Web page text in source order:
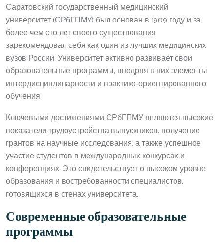
Саратовский государственный медицинский
университет (СРбГПМУ) был основан в 1909 году и за
более чем сто лет своего существования
зарекомендовал себя как один из лучших медицинских
вузов России. Университет активно развивает свои
образовательные программы, внедряя в них элементы
интердисциплинарности и практико-ориентированного
обучения.
Ключевыми достижениями СРбГПМУ являются высокие
показатели трудоустройства выпускников, получение
грантов на научные исследования, а также успешное
участие студентов в международных конкурсах и
конференциях. Это свидетельствует о высоком уровне
образования и востребованности специалистов,
готовящихся в стенах университета.
Современные образовательные
программы